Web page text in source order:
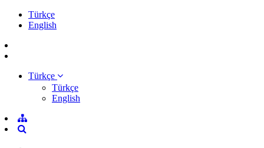
Türkçe
English
Türkçe
Türkçe
English